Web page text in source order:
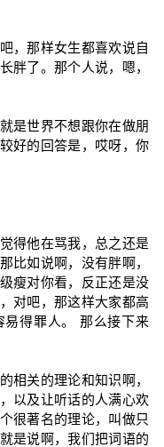
，那样女生都喜欢说自
胖了。那个人说，嗯，
是世界不想跟你在做朋
好的回答是，哎呀，你
得他在骂我，总之还是
比如说啊，没有胖啊，
瘦对你看，反正还是没
对吧，那这样大家都高
得罪人。 那么接下来
相关的理论和知识啊，
以及让听话的人满心欢
很著名的理论，叫做只
是说啊，我们把词语的